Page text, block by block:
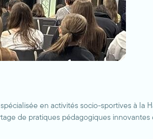
en activités socio-sportives à la
de pratiques pédagogiques